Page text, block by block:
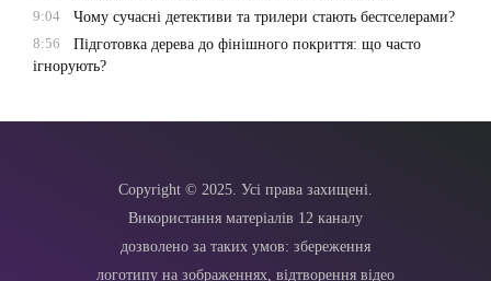
9:04
Чому сучасні детективи та трилери стають бестселерами?
8:56
Підготовка дерева до фінішного покриття: що часто
ігнорують?
Copyright © 2025. Усі права захищені.
Використання матеріалів 12 каналу
дозволено за таких умов: збереження
логотипу на зображеннях, відтворення відео